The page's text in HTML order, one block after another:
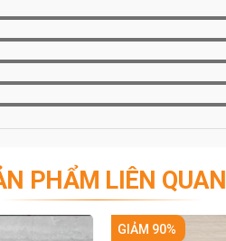
PHẨM LIÊN QUAN
GIẢM 90%